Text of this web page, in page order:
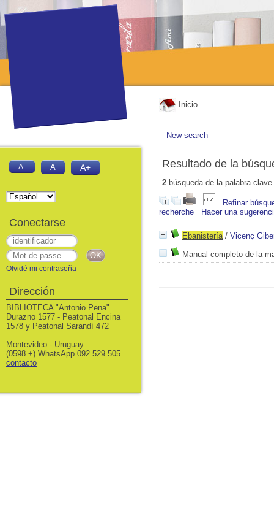
Inicio
New search
Resultado de la
2 búsqueda de la palabra clave
Refinar
recherche
Hacer una
Ebanistería/ Vicenç
Manual completo de la
A- A A+
Conectarse
Olvidé mi contraseña
Dirección
BIBLIOTECA "Antonio Pena"
Durazno 1577 - Peatonal Encina
1578 y Peatonal Sarandí 472
Montevideo - Uruguay
(0598 +) WhatsApp 092 529 505
contacto